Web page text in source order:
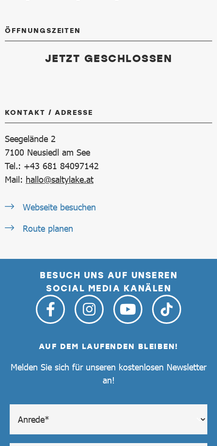
ÖFFNUNGSZEITEN
JETZT GESCHLOSSEN
KONTAKT / ADRESSE
Seegelände 2
7100 Neusiedl am See
Tel.: +43 681 84097142
Mail: hallo@saltylake.at
Webseite besuchen
Route planen
BESUCH UNS AUF UNSEREN
SOCIAL MEDIA KANÄLEN
AUF DEM LAUFENDEN BLEIBEN!
Melden Sie sich für unseren kostenlosen Newsletter
an!